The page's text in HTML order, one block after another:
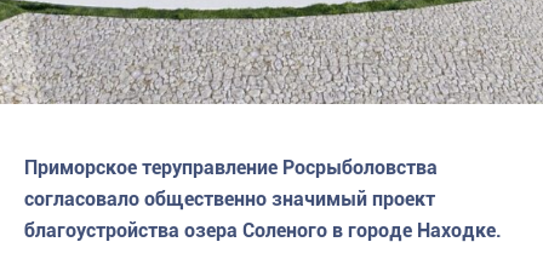
Приморское теруправление Росрыболовства
согласовало общественно значимый проект
благоустройства озера Соленого в городе Находке.